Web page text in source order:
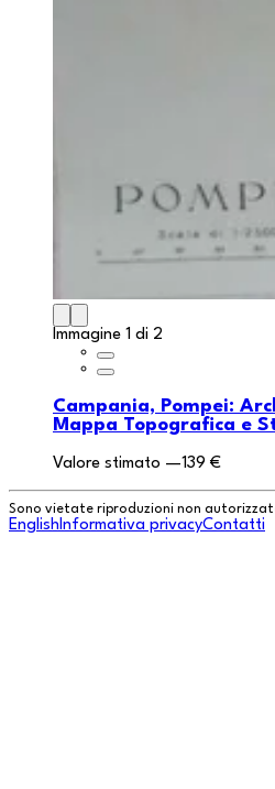
Immagine 1 di 2
Campania, Pompei:
Mappa Topografica e
Valore stimato —139 €
Sono vietate riproduzioni non
English Informativa privacyContatti